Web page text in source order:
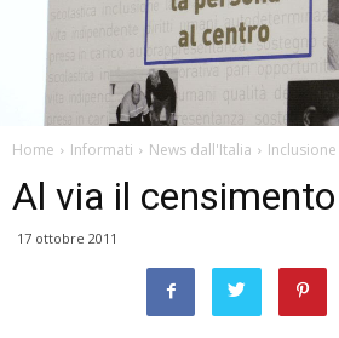
Home Informati News dall'Italia
Al via il
17 ottobre 2011